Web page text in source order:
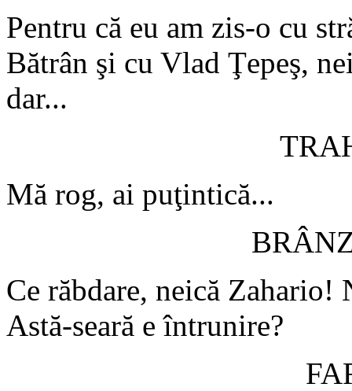
Pentru că eu am zis-o cu
Bătrân şi cu Vlad Ţepeş,
dar...
Mă rog, ai puţintică...
Ce răbdare, neică Zahario!
Astă-seară e întrunire?